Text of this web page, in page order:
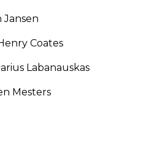
Jansen
Coates
Labanauskas
Mesters